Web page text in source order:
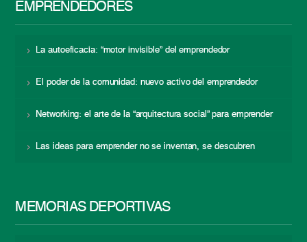
EMPRENDEDORES
La autoeficacia: “motor invisible” del emprendedor
El poder de la comunidad: nuevo activo del emprendedor
Networking: el arte de la “arquitectura social” para emprender
Las ideas para emprender no se inventan, se descubren
MEMORIAS DEPORTIVAS